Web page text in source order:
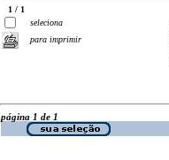
1 / 1
seleciona
para imprimir
página 1 de 1